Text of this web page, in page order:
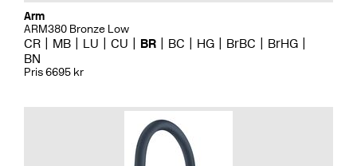
Arm
ARM380 Bronze Low
CR MB LU CU BR BC HG BrBC
BrHG
BN
Pris 6695 kr